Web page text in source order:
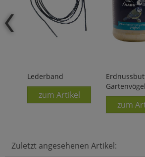
Lederband
zum Artikel
Gartenvögel
zum
Zuletzt angesehenen Artikel: